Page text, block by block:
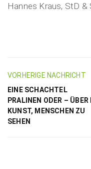
Hannes Kraus, StD &
VORHERIGE NACHRICHT
EINE SCHACHTEL
PRALINEN ODER – ÜBER
KUNST, MENSCHEN ZU
SEHEN